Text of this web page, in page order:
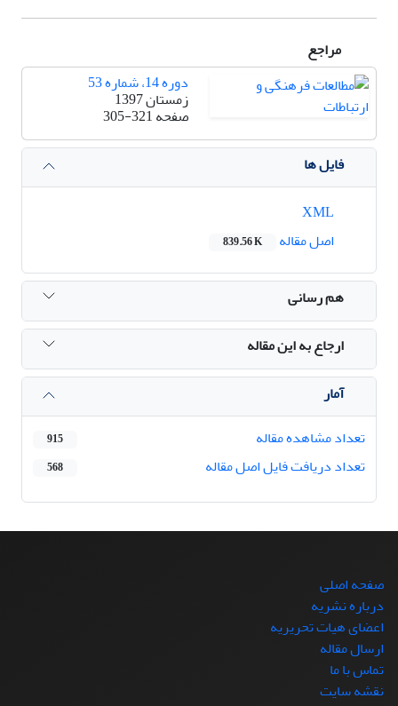
مراجع
دوره 14، شماره 53
زمستان 1397
صفحه305-321
فایل ها
اصل مقاله
839.56 K
هم رسانی
ارجاع به این مقاله
آمار
تعداد مشاهده مقاله
915
تعداد دریافت فایل اصل مقاله 568
صفحه اصلی
درباره نشریه
اعضای هیات تحریریه
ارسال مقاله
تماس با ما
نقشه سایت